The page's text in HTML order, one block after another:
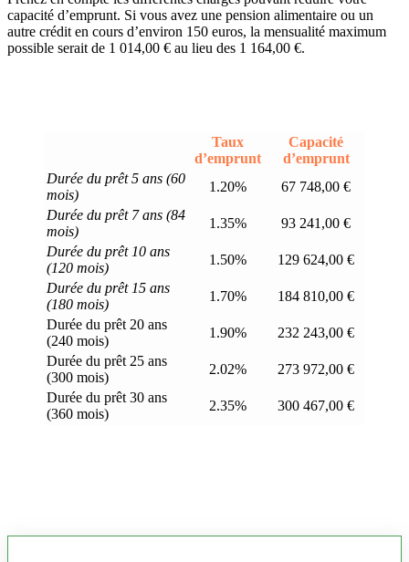
capacité d’emprunt. Si vous avez une pension alimentaire ou un
autre crédit en cours d’environ 150 euros, la mensualité maximum
possible serait de 1 014,00 € au lieu des 1 164,00 €.
Taux
d’emprunt
Capacité
d’emprunt
Durée du prêt 5 ans (60
mois)
1.20%
67 748,00 €
Durée du prêt 7 ans (84
mois)
1.35%
93 241,00 €
Durée du prêt 10 ans
(120 mois)
1.50%
129 624,00 €
Durée du prêt 15 ans
(180 mois)
1.70%
184 810,00 €
Durée du prêt 20 ans
(240 mois)
1.90%
232 243,00 €
Durée du prêt 25 ans
(300 mois)
2.02%
273 972,00 €
Durée du prêt 30 ans
(360 mois)
2.35% 300 467,00 €